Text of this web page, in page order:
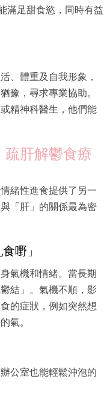
滿足甜食慾，同時有益
、體重及自我形象，
豫，尋求專業協助。
精神科醫生，他們能
疏肝解鬱食療
緒性進食提供了另一
「肝」的關係最為密
嘢」
氣機和情緒。當長期
結」。氣機不順，影
的症狀，例如突然想
氣。
公室也能輕鬆沖泡的